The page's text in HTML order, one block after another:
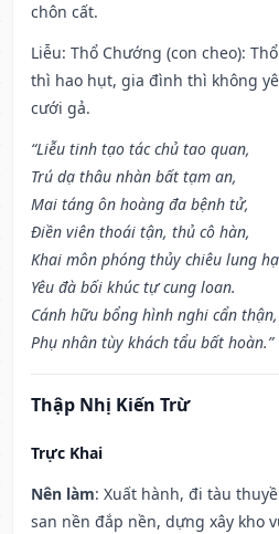
chôn cất.
Liễu: Thổ Chướng (con cheo):
thì hao hụt, gia đình thì không
cưới gả.
“Liễu tinh tạo tác chủ tao quan,
Trú dạ thâu nhàn bất tạm an,
Mai táng ôn hoàng đa bệnh tử,
Điền viên thoái tận, thủ cô hàn,
Khai môn phóng thủy chiêu lung
Yêu đà bối khúc tự cung loan.
Cánh hữu bổng hình nghi cẩn thận,
Phụ nhân tùy khách tẩu bất hoàn.”
Thập Nhị Kiến Trừ
Trực Khai
Nên làm: Xuất hành, đi tàu
san nền đắp nền, dựng xây kho